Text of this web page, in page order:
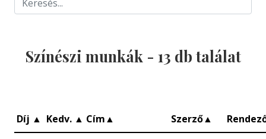
Színészi munkák - 13 db találat
Díj ▲ Kedv. ▲ Cím▲ Szerző▲